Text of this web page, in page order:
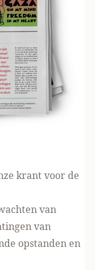
krant voor de
van
van
opstanden en